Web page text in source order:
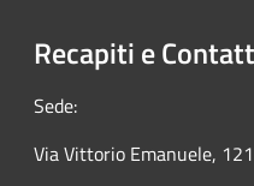
Recapiti e
Sede:
Via Vittorio Emanuele, 121